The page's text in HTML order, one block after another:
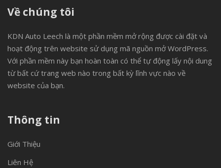
Về chúng tôi
KDN Auto Leech là một phần mềm mở rộng được cài đặt và
hoạt động trên website sử dụng mã nguồn mở WordPress.
Với phần mềm này bạn hoàn toàn có thể tự động lấy nội dung
từ bất cứ trang web nào trong bất kỳ lĩnh vực nào về
website của bạn.
Thông tin
Giới Thiệu
Liên Hệ